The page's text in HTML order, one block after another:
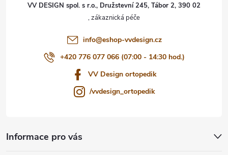
VV DESIGN spol. s r.o., Družstevní 245, Tábor 2, 390 02
info@eshop-vvdesign.cz
+420 776 077 066 (07:00 - 14:30 hod.)
VV Design ortopedik
/vvdesign_ortopedik
Informace pro vás